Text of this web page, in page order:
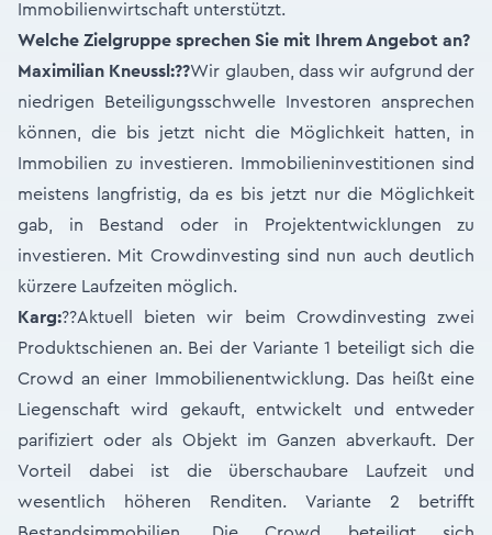
Immobilienwirtschaft unterstützt.
Welche Zielgruppe sprechen Sie mit Ihrem Angebot an?
Maximilian Kneussl:??Wir glauben, dass wir aufgrund der
niedrigen Beteiligungsschwelle Investoren ansprechen
können, die bis jetzt nicht die Möglichkeit hatten, in
Immobilien zu investieren. Immobilieninvestitionen sind
meistens langfristig, da es bis jetzt nur die Möglichkeit
gab, in Bestand oder in Projektentwicklungen zu
investieren. Mit Crowdinvesting sind nun auch deutlich
kürzere Laufzeiten möglich.
Karg:??Aktuell bieten wir beim Crowdinvesting zwei
Produktschienen an. Bei der Variante 1 beteiligt sich die
Crowd an einer Immobilienentwicklung. Das heißt eine
Liegenschaft wird gekauft, entwickelt und entweder
parifiziert oder als Objekt im Ganzen abverkauft. Der
Vorteil dabei ist die überschaubare Laufzeit und
wesentlich höheren Renditen. Variante 2 betrifft